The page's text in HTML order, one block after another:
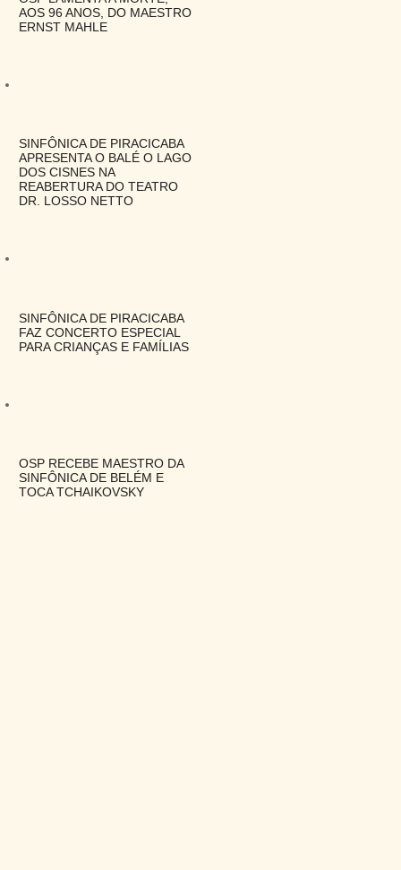
AOS 96 ANOS, DO MAESTRO
ERNST MAHLE
SINFÔNICA DE PIRACICABA
APRESENTA O BALÉ O LAGO
DOS CISNES NA
REABERTURA DO TEATRO
DR. LOSSO NETTO
SINFÔNICA DE PIRACICABA
FAZ CONCERTO ESPECIAL
PARA CRIANÇAS E FAMÍLIAS
OSP RECEBE MAESTRO DA
SINFÔNICA DE BELÉM E
TOCA TCHAIKOVSKY